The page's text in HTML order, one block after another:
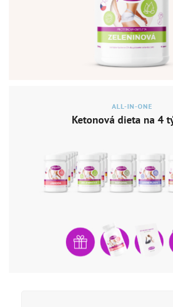
ALL-IN-ONE
Ketonová dieta na 4